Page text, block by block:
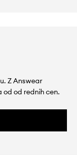
Z Answear
od rednih cen.